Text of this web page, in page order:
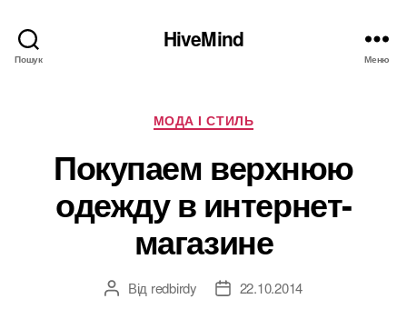
Пошук
HiveMind
Меню
Категорії
МОДА І СТИЛЬ
Покупаем верхнюю
одежду в интернет-
магазине
Автор
Від redbirdy
Дата22.10.2014